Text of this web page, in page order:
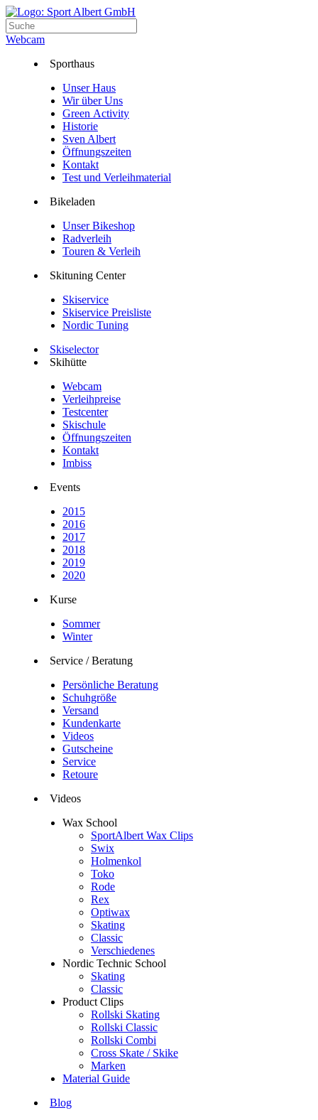
Webcam
Sporthaus
Unser Haus
Wir über Uns
Green Activity
Historie
Sven Albert
Öffnungszeiten
Kontakt
Test und Verleihmaterial
Bikeladen
Unser Bikeshop
Radverleih
Touren & Verleih
Skituning Center
Skiservice
Skiservice Preisliste
Nordic Tuning
Skiselector
Skihütte
Webcam
Verleihpreise
Testcenter
Skischule
Öffnungszeiten
Kontakt
Imbiss
Events
2015
2016
2017
2018
2019
2020
Kurse
Sommer
Winter
Service / Beratung
Persönliche Beratung
Schuhgröße
Versand
Kundenkarte
Videos
Gutscheine
Service
Retoure
Videos
Wax School
SportAlbert Wax Clips
Swix
Holmenkol
Toko
Rode
Rex
Optiwax
Skating
Classic
Verschiedenes
Nordic Technic School
Skating
Classic
Product Clips
Rollski Skating
Rollski Classic
Rollski Combi
Cross Skate / Skike
Marken
Material Guide
Blog